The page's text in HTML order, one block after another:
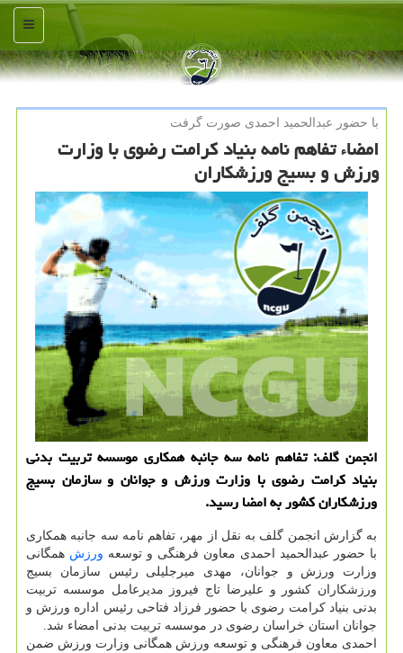
منو
با حضور عبدالحمید احمدی صورت گرفت
امضاء تفاهم نامه بنیاد كرامت رضوی با وزارت
ورزش و بسیج ورزشكاران
انجمن گلف: تفاهم نامه سه جانبه همکاری موسسه تربیت بدنی
بنیاد کرامت رضوی با وزارت ورزش و جوانان و سازمان بسیج
ورزشکاران کشور به امضا رسید.
به گزارش انجمن گلف به نقل از مهر، تفاهم نامه سه جانبه همکاری
با حضور عبدالحمید احمدی معاون فرهنگی و توسعه ورزش همگانی
وزارت ورزش و جوانان، مهدی میرجلیلی رئیس سازمان بسیج
ورزشکاران کشور و علیرضا تاج فیروز مدیرعامل موسسه تربیت
بدنی بنیاد کرامت رضوی با حضور فرزاد فتاحی رئیس اداره ورزش و
جوانان استان خراسان رضوی در موسسه تربیت بدنی امضاء شد.
احمدی معاون فرهنگی و توسعه ورزش همگانی وزارت ورزش ضمن